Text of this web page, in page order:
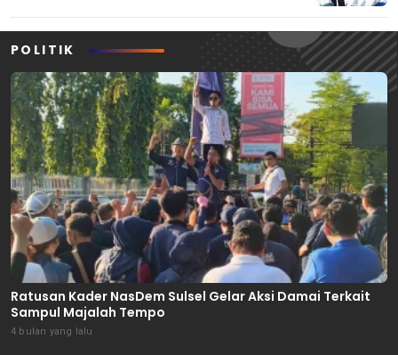
POLITIK
Ratusan Kader NasDem Sulsel Gelar Aksi Damai Terkait
Sampul Majalah Tempo
4 bulan yang lalu